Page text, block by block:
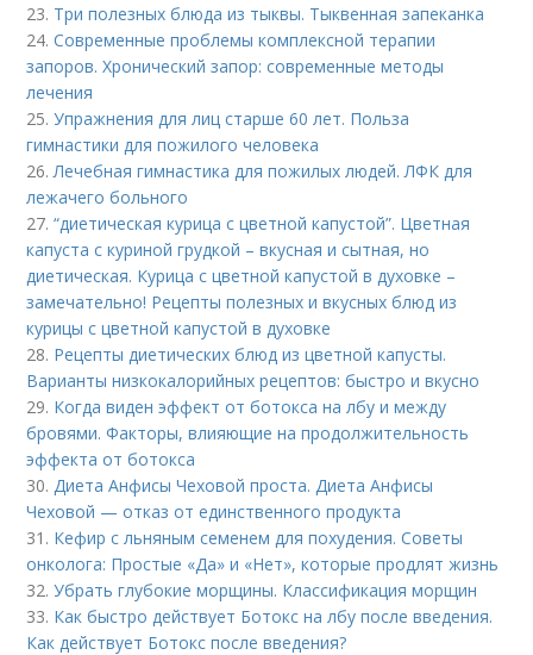
23. Три полезных блюда из тыквы. Тыквенная запеканка
24.Современные проблемы комплексной терапии
запоров. Хронический запор: современные методы
лечения
25.Упражнения для лиц старше 60 лет. Польза
гимнастики для пожилого человека
26. Лечебная гимнастика для пожилых людей. ЛФК для
лежачего больного
27.“диетическая курица с цветной капустой”. Цветная
капуста с куриной грудкой – вкусная и сытная, но
диетическая. Курица с цветной капустой в духовке –
замечательно! Рецепты полезных и вкусных блюд из
курицы с цветной капустой в духовке
28. Рецепты диетических блюд из цветной капусты.
Варианты низкокалорийных рецептов: быстро и вкусно
29. Когда виден эффект от ботокса на лбу и между
бровями. Факторы, влияющие на продолжительность
эффекта от ботокса
30. Диета Анфисы Чеховой проста. Диета Анфисы
Чеховой — отказ от единственного продукта
31. Кефир с льняным семенем для похудения. Советы
онколога: Простые «Да» и «Нет», которые продлят жизнь
32.Убрать глубокие морщины. Классификация морщин
33. Как быстро действует Ботокс на лбу после введения.
Как действует Ботокс после введения?